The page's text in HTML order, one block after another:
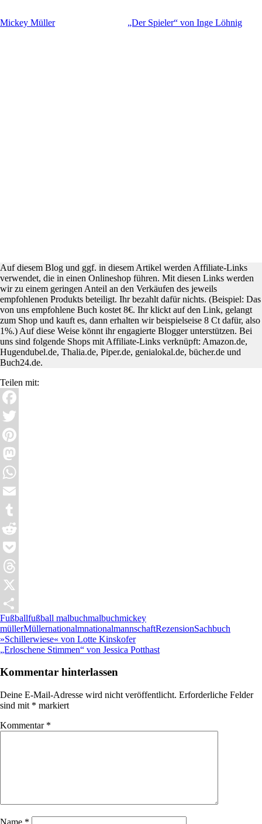
Mickey Müller „Der Spieler“ von Inge Löhnig
Auf diesem Blog und ggf. in diesem Artikel werden Affiliate-Links
verwendet, die in einen Onlineshop führen. Mit diesen Links werden
wir zu einem geringen Anteil an den Verkäufen des jeweils
empfohlenen Produkts beteiligt. Ihr bezahlt dafür nichts. (Beispiel: Das
von uns empfohlene Buch kostet 8€. Ihr klickt auf den Link, gelangt
zum Shop und kauft es, dann erhalten wir beispielseise 8 Ct dafür, also
1%.) Auf diese Weise könnt ihr engagierte Blogger unterstützen. Bei
uns sind folgende Shops mit Affiliate-Links verknüpft: Amazon.de,
Hugendubel.de, Thalia.de, Piper.de, genialokal.de, bücher.de und
Buch24.de.
Teilen mit:
Facebook
Twitter
Pinterest
Mastodon
WhatsApp
Email
Tumblr
Reddit
Pocket
Threads
X
Teilen
Fußballfußball malbuchmalbuchmickey
müllerMüllernationalmnationalmannschaftRezensionSachbuch
Beitragsnavigation
Vorheriger
Beitrag:
»Schillerwiese« von Lotte Kinskofer
Nächster
„Erloschene Stimmen“ von Jessica Potthast
Kommentar hinterlassen
Deine E-Mail-Adresse wird nicht veröffentlicht. Erforderliche Felder
sind mit * markiert
Kommentar *